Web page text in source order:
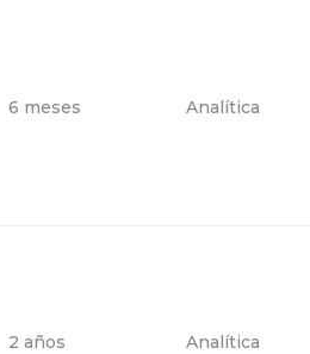
6 meses Analítica
2 años Analítica